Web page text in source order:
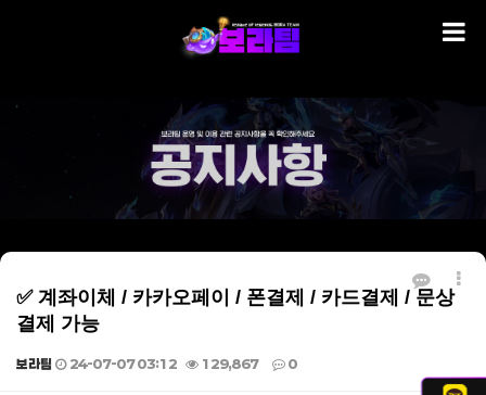
✅ 계좌이체 / 카카오페이 / 폰결제 / 카드결제 / 문상
결제 가능
보라팀 24-07-07 03:12 129,867 0